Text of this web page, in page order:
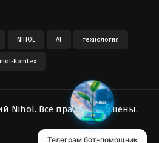
Телеграм бот-помощник
NIHOL АТ технология
Komtex
Nihol. Все права защищены.